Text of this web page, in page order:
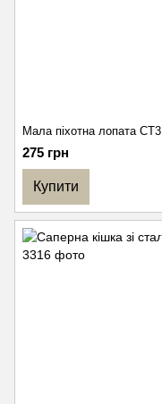
Мала піхотна лопата СТ3
275 грн
Купити